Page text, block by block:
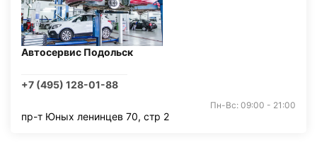
Автосервис Подольск
+7 (495) 128-01-88
Пн-Вс: 09:00 - 21:00
пр-т Юных ленинцев 70, стр 2